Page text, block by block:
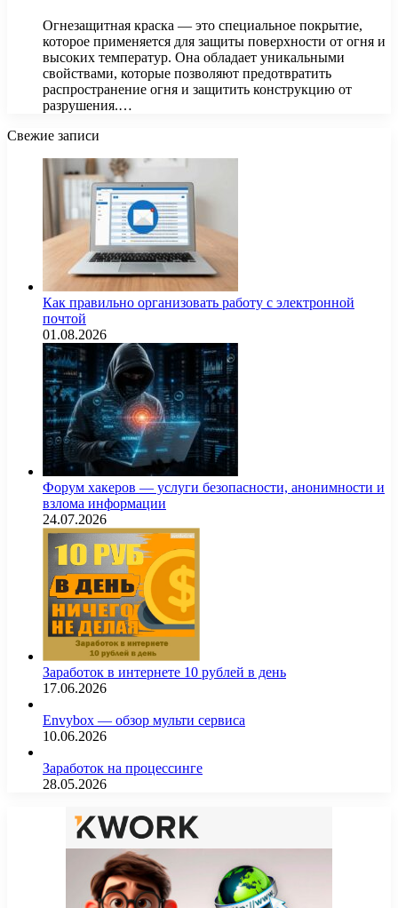
Огнезащитная краска — это специальное покрытие,
которое применяется для защиты поверхности от огня и
высоких температур. Она обладает уникальными
свойствами, которые позволяют предотвратить
распространение огня и защитить конструкцию от
разрушения.…
Свежие записи
Как правильно организовать работу с электронной
почтой
01.08.2026
Форум хакеров — услуги безопасности, анонимности и
взлома информации
24.07.2026
Заработок в интернете 10 рублей в день
17.06.2026
Envybox — обзор мульти сервиса
10.06.2026
Заработок на процессинге
28.05.2026